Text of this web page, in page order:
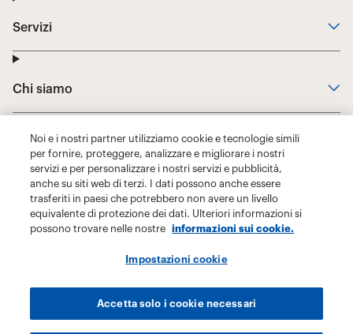
Noi e i nostri partner utilizziamo cookie e tecnologie simili
per fornire, proteggere, analizzare e migliorare i nostri
servizi e per personalizzare i nostri servizi e pubblicità,
anche su siti web di terzi. I dati possono anche essere
trasferiti in paesi che potrebbero non avere un livello
equivalente di protezione dei dati. Ulteriori informazioni si
possono trovare nelle nostre
informazioni sui cookie.
Impostazioni cookie
Accetta solo i cookie necessari